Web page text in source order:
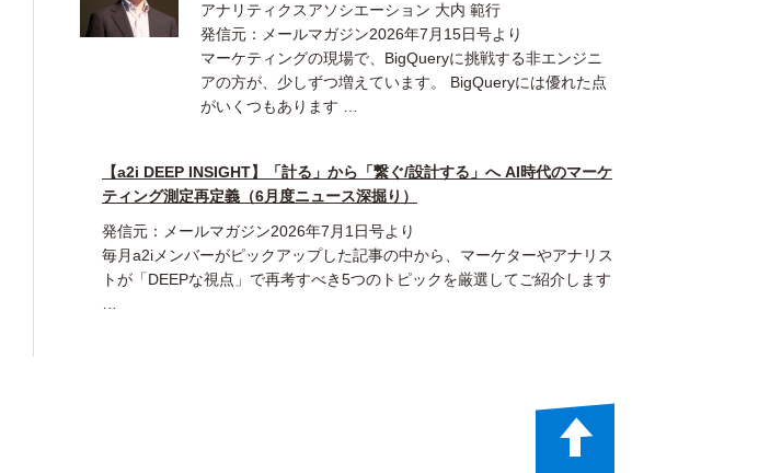
アナリティクスアソシエーション 大内 範行
発信元：メールマガジン2026年7月15日号より
マーケティングの現場で、BigQueryに挑戦する非エンジニ
アの方が、少しずつ増えています。 BigQueryには優れた点
がいくつもあります …
【a2i DEEP INSIGHT】「計る」から「繋ぐ/設計する」へ AI時代のマーケ
ティング測定再定義（6月度ニュース深掘り）
発信元：メールマガジン2026年7月1日号より
毎月a2iメンバーがピックアップした記事の中から、マーケターやアナリス
トが「DEEPな視点」で再考すべき5つのトピックを厳選してご紹介します